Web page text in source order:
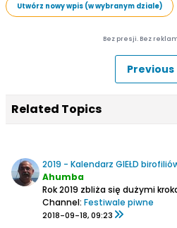
Utwórz nowy wpis (w wybranym dziale)
Bez presji. Bez
Previous
Related Topics
2019 - Kalendarz GIEŁD
Ahumba
Channel: Festiwale piwne
2018-09-18, 09:23